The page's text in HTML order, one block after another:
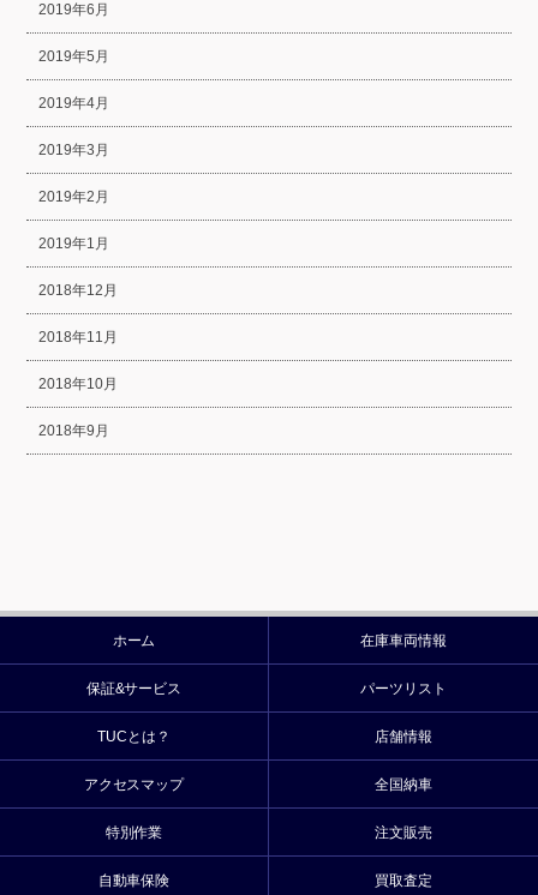
2019年6月
2019年5月
2019年4月
2019年3月
2019年2月
2019年1月
2018年12月
2018年11月
2018年10月
2018年9月
ホーム 在庫車両情報
保証&サービス パーツリスト
TUCとは？ 店舗情報
アクセスマップ 全国納車
特別作業 注文販売
自動車保険 買取査定